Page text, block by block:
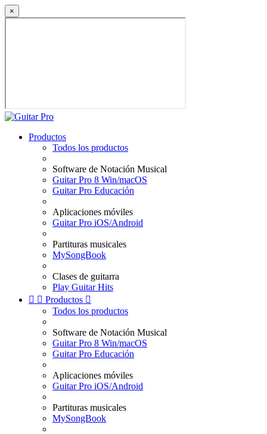
×
Productos
Todos los productos
Software de Notación Musical
Guitar Pro 8 Win/macOS
Guitar Pro Educación
Aplicaciones móviles
Guitar Pro iOS/Android
Partituras musicales
MySongBook
Clases de guitarra
Play Guitar Hits
  Productos 
Todos los productos
Software de Notación Musical
Guitar Pro 8 Win/macOS
Guitar Pro Educación
Aplicaciones móviles
Guitar Pro iOS/Android
Partituras musicales
MySongBook